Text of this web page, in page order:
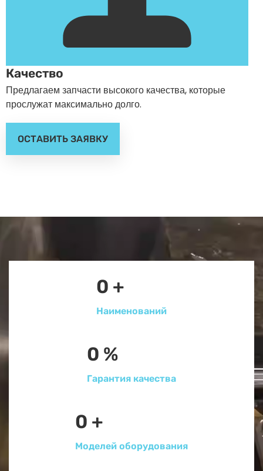
Качество
Предлагаем запчасти высокого качества, которые
прослужат максимально долго.
ОСТАВИТЬ ЗАЯВКУ
0 +
Наименований
0 %
Гарантия качества
0 +
Моделей оборудования